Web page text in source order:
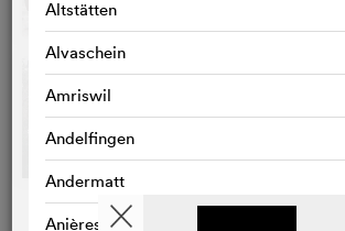
Altstätten
Alvaschein
Amriswil
Andelfingen
Andermatt
Anières